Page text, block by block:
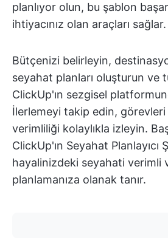
planlıyor olun, bu şablon
ihtiyacınız olan araçları sağlar.
Bütçenizi belirleyin,
seyahat planları oluşturun ve
ClickUp'ın sezgisel
İlerlemeyi takip edin, görevleri
verimliliği kolaylıkla izleyin.
ClickUp'ın Seyahat Planlayıcı
hayalinizdeki seyahati verimli
planlamanıza olanak tanır.